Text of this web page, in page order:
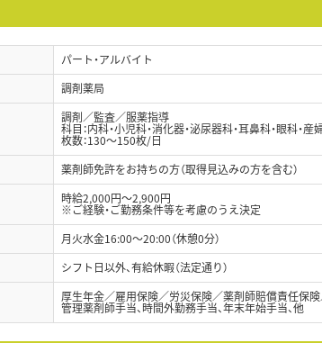
パート・アルバイト
調剤薬局
調剤／監査／服薬指導
科目：内科・小児科・消化器・泌尿器科・耳鼻科・眼科・産
枚数：130～150枚/日
薬剤師免許をお持ちの方（取得見込みの方を含む）
時給2,000円～2,900円
※ご経験・ご勤務条件等を考慮のうえ決定
月火水金16:00～20:00（休憩0分）
シフト日以外、有給休暇（法定通り）
厚生年金／雇用保険／労災保険／薬剤師賠償責任保
管理薬剤師手当、時間外勤務手当、年末年始手当、他